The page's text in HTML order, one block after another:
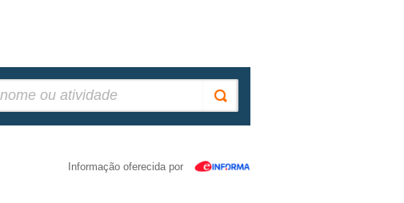
Informação oferecida por